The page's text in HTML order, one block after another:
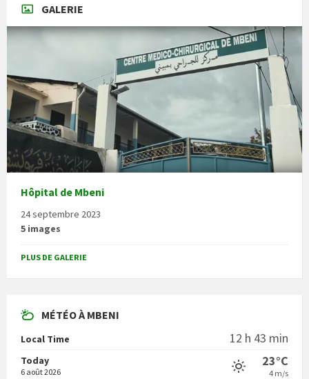
GALERIE
Hôpital de Mbeni
24 septembre 2023
5 images
PLUS DE GALERIE
MÉTÉO À MBENI
Local Time 12 h 43 min
Today
6 août 2026
23°C
4 m/s